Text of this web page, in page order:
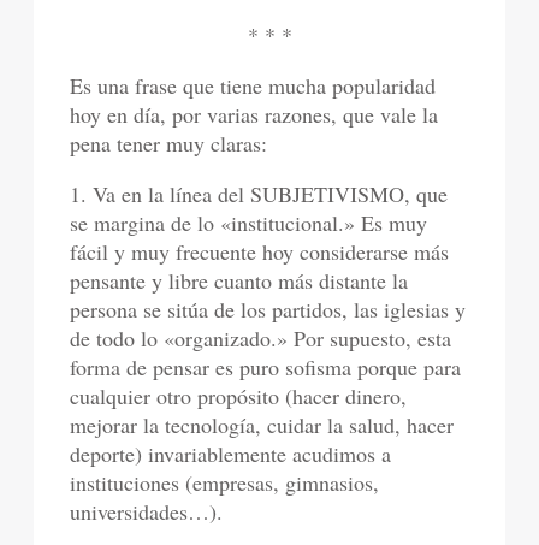
* * *
Es una frase que tiene mucha popularidad
hoy en día, por varias razones, que vale la
pena tener muy claras:
1. Va en la línea del SUBJETIVISMO, que
se margina de lo «institucional.» Es muy
fácil y muy frecuente hoy considerarse más
pensante y libre cuanto más distante la
persona se sitúa de los partidos, las iglesias y
de todo lo «organizado.» Por supuesto, esta
forma de pensar es puro sofisma porque para
cualquier otro propósito (hacer dinero,
mejorar la tecnología, cuidar la salud, hacer
deporte) invariablemente acudimos a
instituciones (empresas, gimnasios,
universidades…).